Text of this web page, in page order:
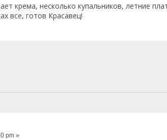
крема, несколько купальников, летние
все, готов Красавец!
pm »